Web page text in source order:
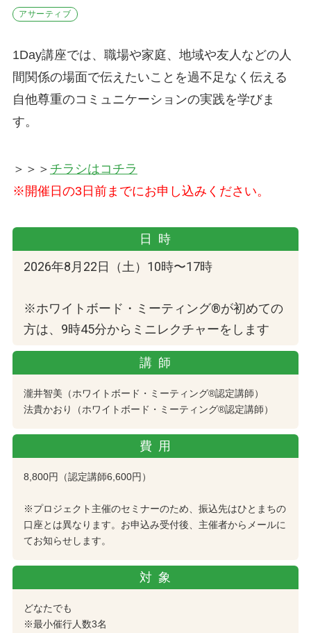
アサーティブ
1Day講座では、職場や家庭、地域や友人などの人
間関係の場面で伝えたいことを過不足なく伝える
自他尊重のコミュニケーションの実践を学びま
す。
＞＞＞ チラシはコチラ
※開催日の3日前までにお申し込みください。
日時
2026年8月22日（土）10時〜17時
※ホワイトボード・ミーティング®︎が初めての
方は、9時45分からミニレクチャーをします
講師
瀧井智美（ホワイトボード・ミーティング®認定講師）
法貴かおり（ホワイトボード・ミーティング®認定講師）
費用
8,800円（認定講師6,600円）
※プロジェクト主催のセミナーのため、振込先はひとまちの
口座とは異なります。お申込み受付後、主催者からメールに
てお知らせします。
対象
どなたでも
※最小催行人数3名